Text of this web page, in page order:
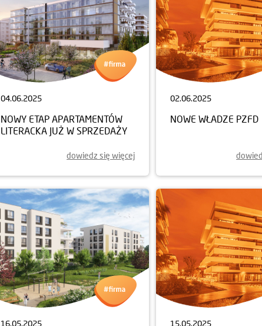
04.06.2025
NOWY ETAP APARTAMENTÓW
LITERACKA JUŻ W SPRZEDAŻY
dowiedz się więcej
02.06.2025
NOWE WŁADZE PZFD
16.05.2025 15.05.2025